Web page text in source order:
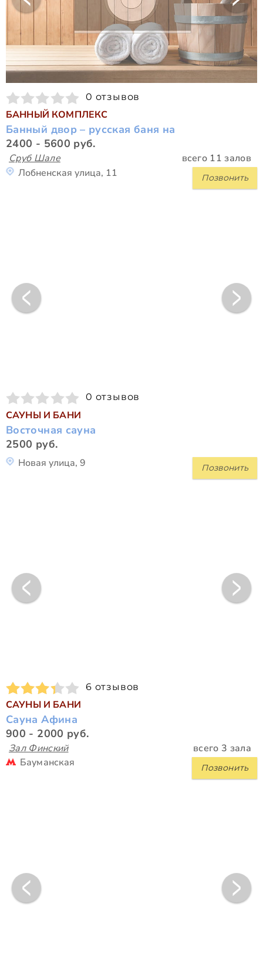
0 отзывов
БАННЫЙ КОМПЛЕКС
Банный двор – русская баня на
2400 - 5600 руб.
Сруб Шале всего 11 залов
Позвонить
Лобненская улица, 11
0 отзывов
САУНЫ И БАНИ
Восточная сауна
2500 руб.
Позвонить
Новая улица, 9
6 отзывов
САУНЫ И БАНИ
Сауна Афина
900 - 2000 руб.
Зал Финский всего 3 зала
Позвонить
Бауманская